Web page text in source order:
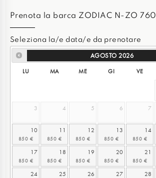
Prenota la barca ZODIAC N-ZO 760
Seleziona la/e data/e da prenotare
AGOSTO 2026
LU MA ME GI VE
3 4 5 6 7
10 11 12 13 14
17 18 19 20 21
24 25 26 27 28